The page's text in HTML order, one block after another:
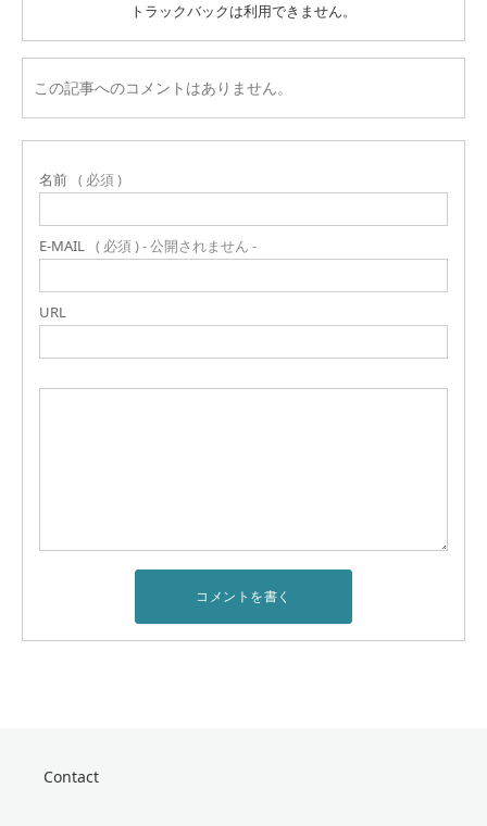
トラックバックは利用できません。
この記事へのコメントはありません。
名前 ( 必須 )
E-MAIL ( 必須 ) - 公開されません -
URL
Contact